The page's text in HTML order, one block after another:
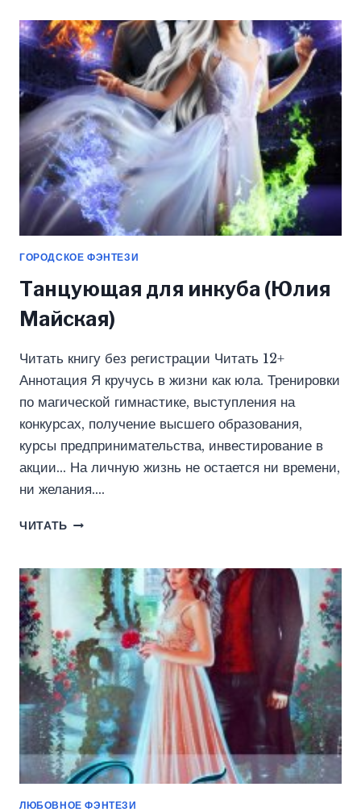
ЧУДОВИЩА
(ЮЛИЯ
МАЙСКАЯ)
ГОРОДСКОЕ ФЭНТЕЗИ
Танцующая для инкуба (Юлия
Майская)
Читать книгу без регистрации Читать 12+
Аннотация Я кручусь в жизни как юла. Тренировки
по магической гимнастике, выступления на
конкурсах, получение высшего образования,
курсы предпринимательства, инвестирование в
акции… На личную жизнь не остается ни времени,
ни желания….
ЧИТАТЬ ТАНЦУЮЩАЯ
(ЮЛИЯ
МАЙСКАЯ)
ЛЮБОВНОЕ ФЭНТЕЗИ